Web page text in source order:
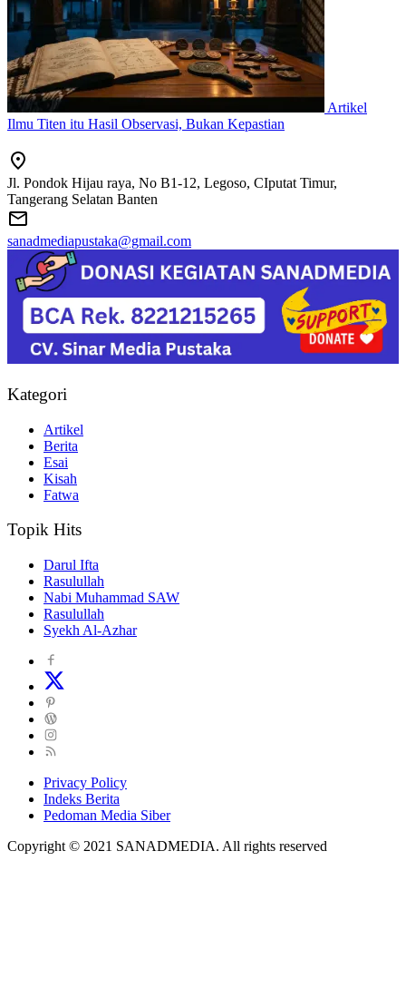
Artikel
Ilmu Titen itu Hasil Observasi, Bukan Kepastian
Jl. Pondok Hijau raya, No B1-12, Legoso, CIputat Timur,
Tangerang Selatan Banten
sanadmediapustaka@gmail.com
Kategori
Artikel
Berita
Esai
Kisah
Fatwa
Topik Hits
Darul Ifta
Rasulullah
Nabi Muhammad SAW
Rasulullah
Syekh Al-Azhar
Privacy Policy
Indeks Berita
Pedoman Media Siber
Copyright © 2021 SANADMEDIA. All rights reserved